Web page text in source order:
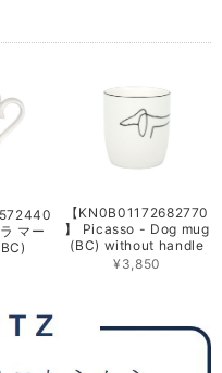
マー
【KN0B01172682770
】 Picasso - Dog mug
(BC) without handle
¥3,850